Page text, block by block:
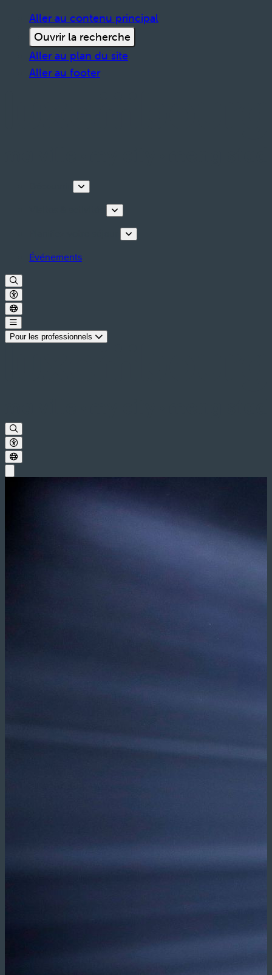
Aller au contenu principal
Ouvrir la recherche
Aller au plan du site
Aller au footer
Événements
Pour les professionnels